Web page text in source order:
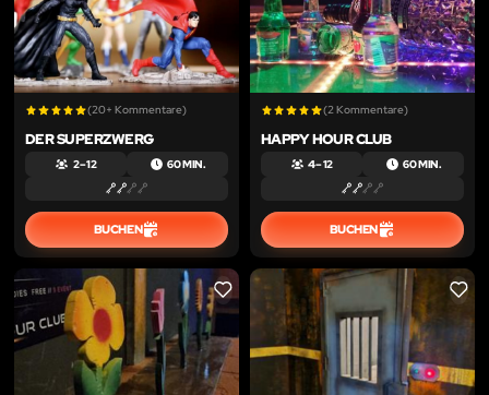
(20+ Kommentare)
DER SUPERZWERG
2 – 12 60 MIN.
BUCHEN
(2 Kommentare)
HAPPY HOUR CLUB
4 – 12 60 MIN.
BUCHEN
LIKE LIKE